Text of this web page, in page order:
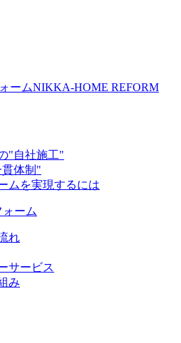
ームNIKKA-HOME REFORM
"自社施工"
体制"
ムを実現するには
ーム
れ
サービス
み